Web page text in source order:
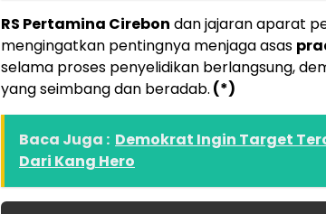
RS Pertamina Cirebon dan jajaran aparat
mengingatkan pentingnya menjaga asas
selama proses penyelidikan berlangsung,
yang seimbang dan beradab. (*)
Baca Juga : Demokrat Ingin Target
Dari Kang Hero